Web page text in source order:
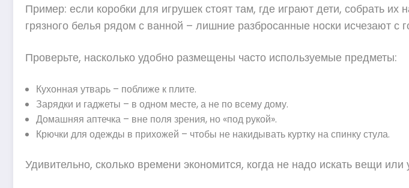
Пример: если коробки для игрушек стоят там, где играют дети, собрать
грязного белья рядом с ванной – лишние разбросанные носки исчезают с
Проверьте, насколько удобно размещены часто используемые предметы:
Кухонная утварь – поближе к плите.
Зарядки и гаджеты – в одном месте, а не по всему дому.
Домашняя аптечка – вне поля зрения, но «под рукой».
Крючки для одежды в прихожей – чтобы не накидывать куртку на спинку стула.
Удивительно, сколько времени экономится, когда не надо искать вещи или